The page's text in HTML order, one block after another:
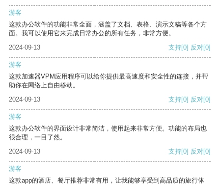
游客
这款办公软件的功能非常全面，涵盖了文档、表格、演示文稿等各个方
面。我可以使用它来完成日常办公的所有任务，非常方便。
2024-09-13
支持[0] 反对[0]
游客
这款加速器VPM应用程序可以给你提供最高速度和安全性的连接，并帮
助你在网络上自由移动。
2024-09-13
支持[0] 反对[0]
游客
这款办公软件的界面设计非常简洁，使用起来非常方便。功能的布局也
很合理，一目了然。
2024-09-13
支持[0] 反对[0]
游客
这款app的酒店、餐厅推荐非常有用，让我能够享受到高品质的旅行体